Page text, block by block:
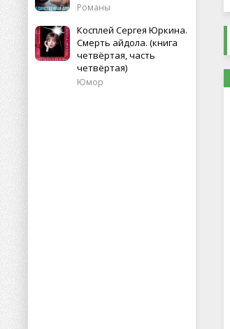
Романы
Косплей Сергея Юркина.
Смерть айдола. (книга
четвёртая, часть
четвёртая)
Юмор